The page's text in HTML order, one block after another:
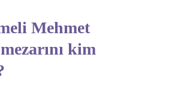
Mehmet
kim